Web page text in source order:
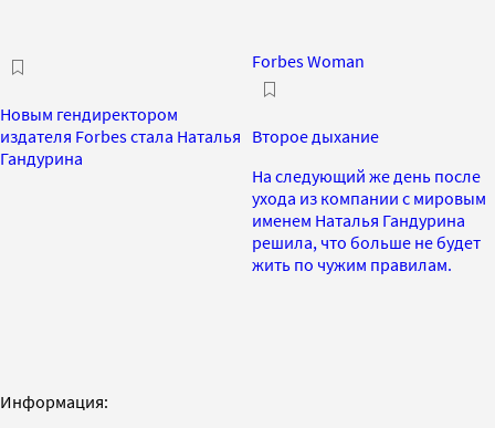
Новым гендиректором
издателя Forbes стала Наталья
Гандурина
Forbes Woman
Второе дыхание
На следующий же день после
ухода из компании с мировым
именем Наталья Гандурина
решила, что больше не будет
жить по чужим правилам.
Информация: